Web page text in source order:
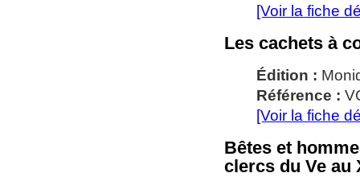
[Voir la fiche
Les cachets à
Édition :
Référence :
[Voir la fiche
Bêtes et
clercs du Ve au